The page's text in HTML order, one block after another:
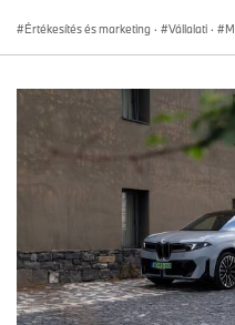
Értékesítés és marketing · Vállalati ·